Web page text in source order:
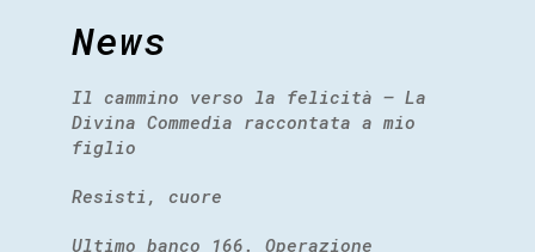
News
Il cammino verso la felicità – La
Divina Commedia raccontata a mio
figlio
Resisti, cuore
Ultimo banco 166. Operazione